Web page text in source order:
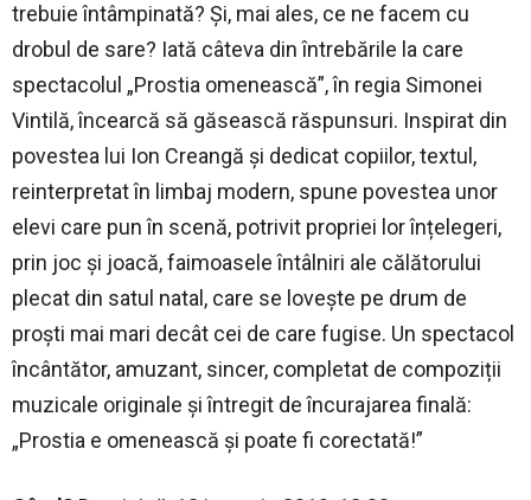
trebuie întâmpinată? Și, mai ales, ce ne facem cu
drobul de sare? Iată câteva din întrebările la care
spectacolul „Prostia omenească”, în regia Simonei
Vintilă, încearcă să găsească răspunsuri. Inspirat din
povestea lui Ion Creangă și dedicat copiilor, textul,
reinterpretat în limbaj modern, spune povestea unor
elevi care pun în scenă, potrivit propriei lor înțelegeri,
prin joc și joacă, faimoasele întâlniri ale călătorului
plecat din satul natal, care se lovește pe drum de
proști mai mari decât cei de care fugise. Un spectacol
încântător, amuzant, sincer, completat de compoziții
muzicale originale și întregit de încurajarea finală:
„Prostia e omenească și poate fi corectată!”